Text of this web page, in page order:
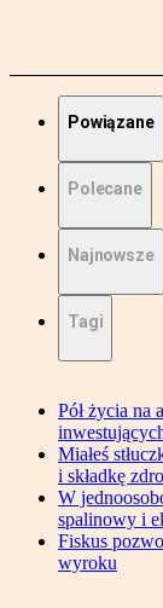
Powiązane
Polecane
Najnowsze
Tagi
Pół życia na
Miałeś
i składkę
W
spalinowy i
Fiskus
wyroku